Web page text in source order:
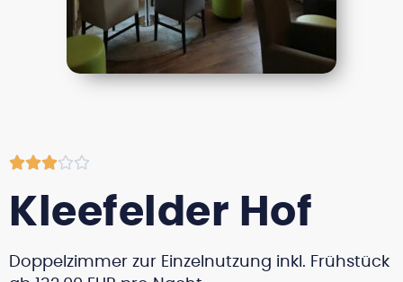

Kleefelder Hof
Doppelzimmer zur Einzelnutzung inkl. Frühstück